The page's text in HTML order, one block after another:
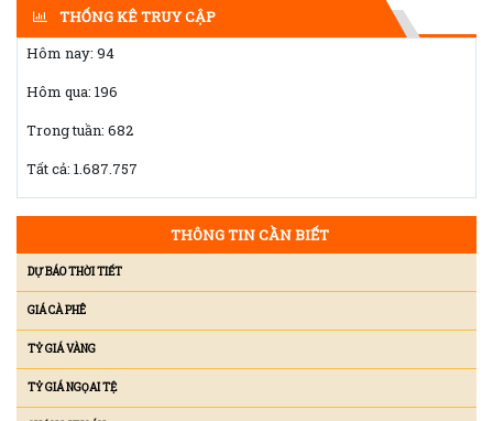
THỐNG KÊ TRUY CẬP
Hôm nay: 94
Hôm qua: 196
Trong tuần: 682
Tất cả: 1.687.757
THÔNG TIN CẦN BIẾT
DỰ BÁO THỜI TIẾT
GIÁ CÀ PHÊ
TỶ GIÁ VÀNG
TỶ GIÁ NGỌAI TỆ